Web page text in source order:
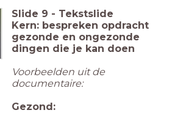
Slide 9 - Tekstslide
Kern: bespreken opdracht
gezonde en ongezonde
dingen die je kan doen
Voorbeelden uit de
documentaire:
Gezond: